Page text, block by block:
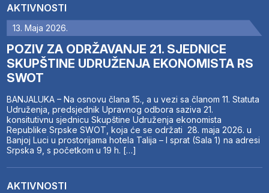
AKTIVNOSTI
13. Maja 2026.
POZIV ZA ODRŽAVANJE 21. SJEDNICE
SKUPŠTINE UDRUŽENJA EKONOMISTA RS
SWOT
BANJALUKA – Na osnovu člana 15., a u vezi sa članom 11. Statuta
Udruženja, predsjednik Upravnog odbora saziva 21.
konsitutivnu sjednicu Skupštine Udruženja ekonomista
Republike Srpske SWOT, koja će se održati 28. maja 2026. u
Banjoj Luci u prostorijama hotela Talija – I sprat (Sala 1) na adresi
Srpska 9, s početkom u 19 h. […]
AKTIVNOSTI